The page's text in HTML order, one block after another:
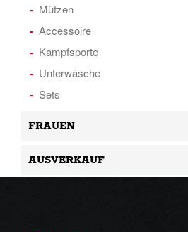
Mützen
Accessoire
Kampfsporte
Unterwäsche
Sets
FRAUEN
AUSVERKAUF